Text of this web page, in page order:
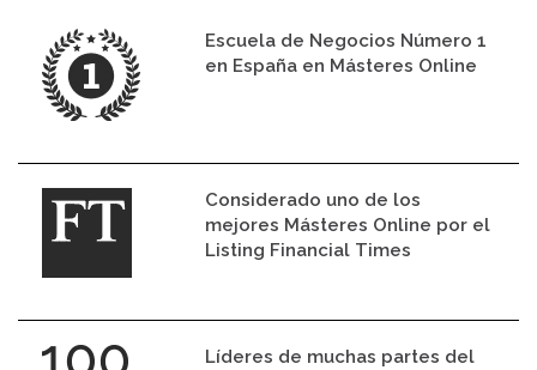
Escuela de Negocios Número 1
en España en Másteres Online
Considerado uno de los
mejores Másteres Online por el
Listing Financial Times
Líderes de muchas partes del